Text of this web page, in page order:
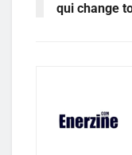
qui change